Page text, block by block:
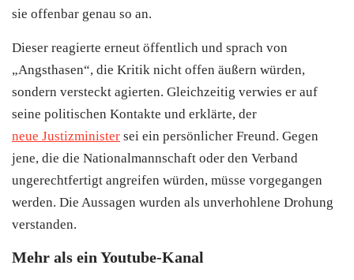
sie offenbar genau so an.
Dieser reagierte erneut öffentlich und sprach von
„Angsthasen“, die Kritik nicht offen äußern würden,
sondern versteckt agierten. Gleichzeitig verwies er auf
seine politischen Kontakte und erklärte, der
neue Justizminister sei ein persönlicher Freund. Gegen
jene, die die Nationalmannschaft oder den Verband
ungerechtfertigt angreifen würden, müsse vorgegangen
werden. Die Aussagen wurden als unverhohlene Drohung
verstanden.
Mehr als ein Youtube-Kanal